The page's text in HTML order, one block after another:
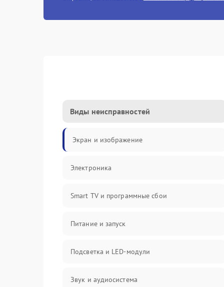
Виды неисправностей
Экран и изображение
Электроника
Smart TV и программные сбои
Питание и запуск
Подсветка и LED-модули
Звук и аудиосистема